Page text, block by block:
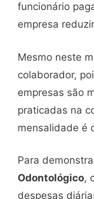
funcionário
empresa
Mesmo neste
colaborador,
empresas são
praticadas na
mensalidade é
Para
Odontológico,
despesas